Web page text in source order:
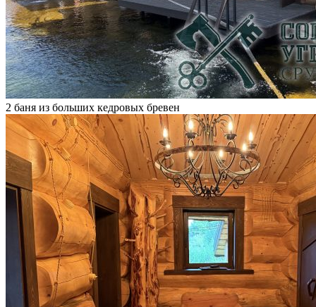
2 баня из больших кедровых бревен